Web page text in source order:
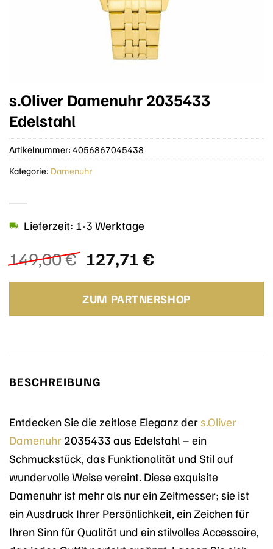
s.Oliver Damenuhr 2035433
Edelstahl
149,00€ Ursprünglicher
Preis
war:
149,00 €
127,71€Aktueller
ist:
127,71 €.
Lieferzeit: 1-3 Werktage
ZUM PARTNERSHOP
Artikelnummer: 4056867045438
Kategorie: Damenuhr
BESCHREIBUNG
Entdecken Sie die zeitlose Eleganz ders.Oliver
Damenuhr 2035433 aus Edelstahl – ein
Schmuckstück, das Funktionalität und Stil auf
wundervolle Weise vereint. Diese exquisite
Damenuhr ist mehr als nur ein Zeitmesser; sie ist
ein Ausdruck Ihrer Persönlichkeit, ein Zeichen für
Ihren Sinn für Qualität und ein stilvolles Accessoire,